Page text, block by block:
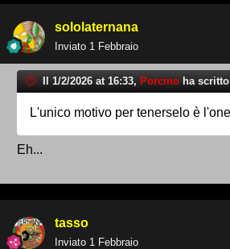
sololaternana
Inviato 1 Febbraio
Il 1/2/2026 at 16:33, Porcino ha
L'unico motivo per tenerselo è
Eh...
tasso
Inviato 1 Febbraio